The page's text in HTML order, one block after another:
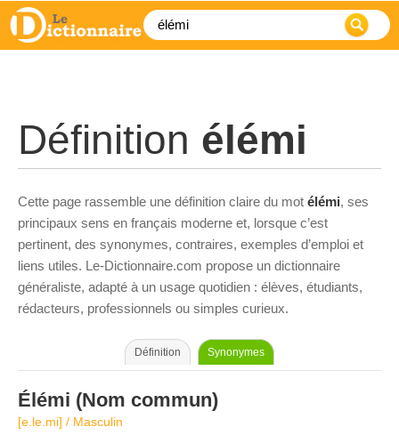
Définition élémi
Cette page rassemble une définition claire du mot élémi, ses
principaux sens en français moderne et, lorsque c’est
pertinent, des synonymes, contraires, exemples d’emploi et
liens utiles. Le-Dictionnaire.com propose un dictionnaire
généraliste, adapté à un usage quotidien : élèves, étudiants,
rédacteurs, professionnels ou simples curieux.
Définition Synonymes
Élémi (Nom commun)
[e.le.mi] / Masculin